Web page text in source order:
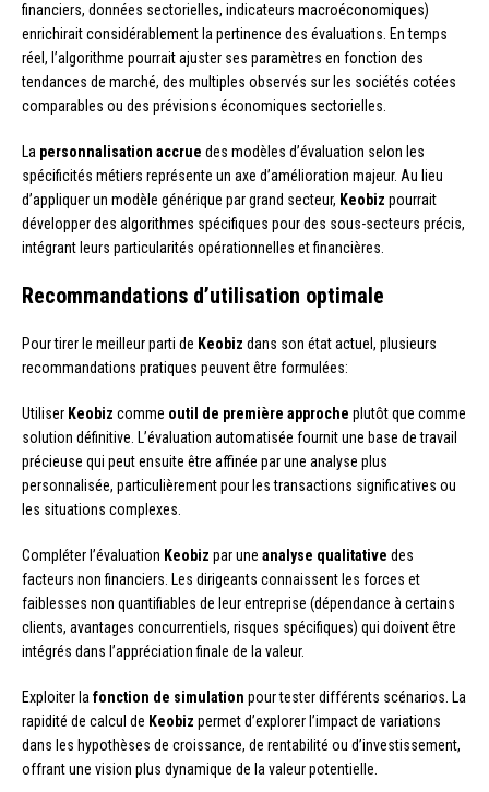
financiers, données sectorielles, indicateurs macroéconomiques)
enrichirait considérablement la pertinence des évaluations. En temps
réel, l’algorithme pourrait ajuster ses paramètres en fonction des
tendances de marché, des multiples observés sur les sociétés cotées
comparables ou des prévisions économiques sectorielles.
La personnalisation accrue des modèles d’évaluation selon les
spécificités métiers représente un axe d’amélioration majeur. Au lieu
d’appliquer un modèle générique par grand secteur, Keobiz pourrait
développer des algorithmes spécifiques pour des sous-secteurs précis,
intégrant leurs particularités opérationnelles et financières.
Recommandations d’utilisation optimale
Pour tirer le meilleur parti de Keobiz dans son état actuel, plusieurs
recommandations pratiques peuvent être formulées:
Utiliser Keobiz comme outil de première approche plutôt que comme
solution définitive. L’évaluation automatisée fournit une base de travail
précieuse qui peut ensuite être affinée par une analyse plus
personnalisée, particulièrement pour les transactions significatives ou
les situations complexes.
Compléter l’évaluation Keobiz par une analyse qualitative des
facteurs non financiers. Les dirigeants connaissent les forces et
faiblesses non quantifiables de leur entreprise (dépendance à certains
clients, avantages concurrentiels, risques spécifiques) qui doivent être
intégrés dans l’appréciation finale de la valeur.
Exploiter la fonction de simulation pour tester différents scénarios. La
rapidité de calcul de Keobiz permet d’explorer l’impact de variations
dans les hypothèses de croissance, de rentabilité ou d’investissement,
offrant une vision plus dynamique de la valeur potentielle.